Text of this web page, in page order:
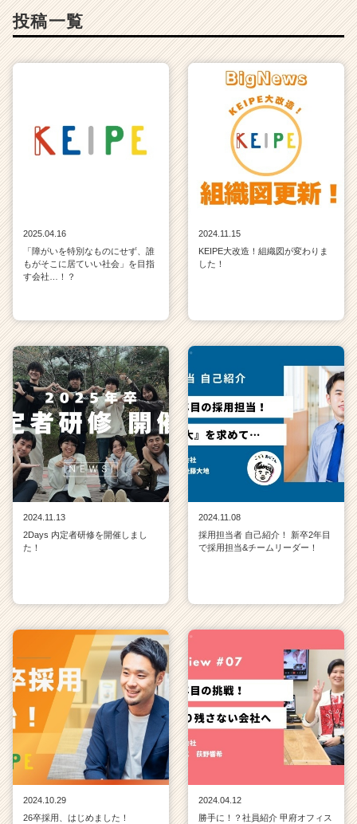
業
か
ウ
ト
が
イ
キ
ャ
リ
ア
（C
h
e
e
r
C
a
e
投稿一覧
2025.04.16
「障がいを特別なものにせず、誰
もがそこに居ていい社会」を目指
す会社…！？
2024.11.15
KEIPE大改造！組織図が変わりま
した！
2024.11.13
2Days 内定者研修を開催しまし
た！
2024.11.08
採用担当者 自己紹介！ 新卒2年目
で採用担当&チームリーダー！
2024.10.29
26卒採用、はじめました！
2024.04.12
勝手に！？社員紹介 甲府オフィス